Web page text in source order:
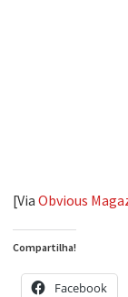
[Via Obvious
Compartilha!
Facebook